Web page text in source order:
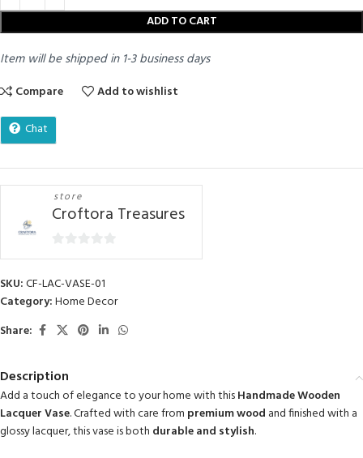
ADD TO CART
Item will be shipped in 1-3 business days
Compare
Add to wishlist
Chat
store
Croftora Treasures
SKU:CF-LAC-VASE-01
Category:Home Decor
Share:
Description
Add a touch of elegance to your home with thisHandmade Wooden
Lacquer Vase. Crafted with care from premium wood and finished with a
glossy lacquer, this vase is both durable and stylish.